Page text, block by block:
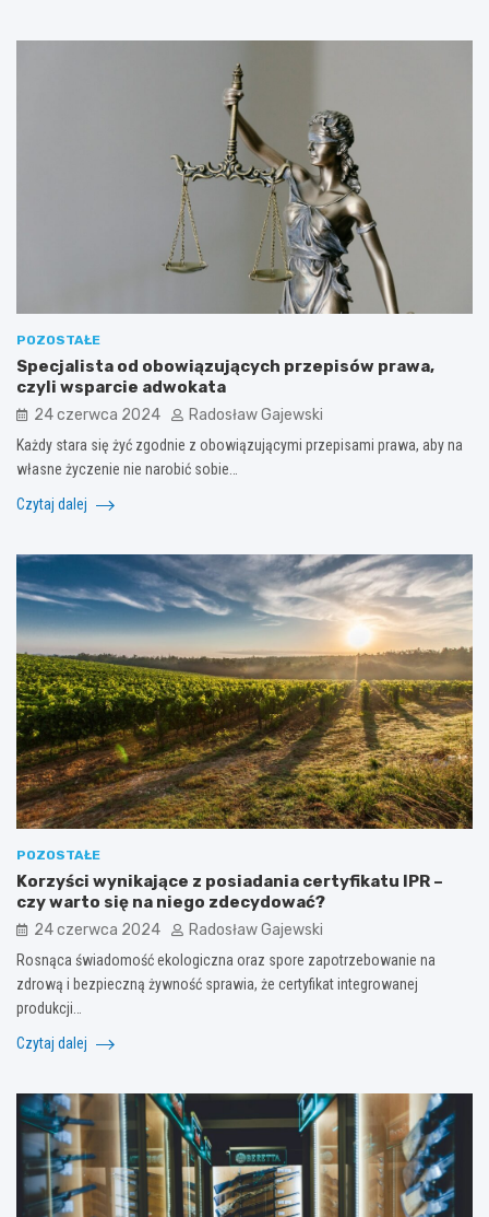
POZOSTAŁE
Specjalista od obowiązujących przepisów prawa,
czyli wsparcie adwokata
24 czerwca 2024 Radosław Gajewski
Każdy stara się żyć zgodnie z obowiązującymi przepisami prawa, aby na
własne życzenie nie narobić sobie…
Czytaj dalej
POZOSTAŁE
Korzyści wynikające z posiadania certyfikatu IPR –
czy warto się na niego zdecydować?
24 czerwca 2024 Radosław Gajewski
Rosnąca świadomość ekologiczna oraz spore zapotrzebowanie na
zdrową i bezpieczną żywność sprawia, że certyfikat integrowanej
produkcji…
Czytaj dalej